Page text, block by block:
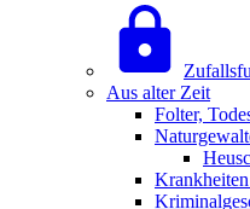
Aus alter Zeit
Folter,